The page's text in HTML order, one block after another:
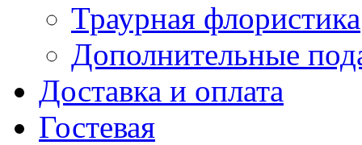
Траурная флористика
Дополнительные
Доставка и оплата
Гостевая